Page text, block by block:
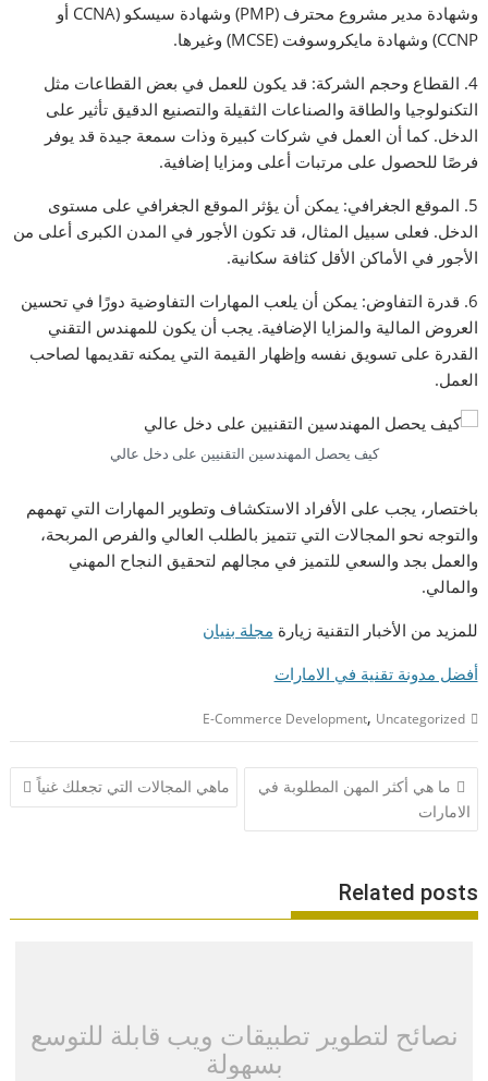
وشهادة مدير مشروع محترف (PMP) وشهادة سيسكو (CCNA أو
CCNP) وشهادة مايكروسوفت (MCSE) وغيرها.
4. القطاع وحجم الشركة: قد يكون للعمل في بعض القطاعات مثل
التكنولوجيا والطاقة والصناعات الثقيلة والتصنيع الدقيق تأثير على
الدخل. كما أن العمل في شركات كبيرة وذات سمعة جيدة قد يوفر
فرصًا للحصول على مرتبات أعلى ومزايا إضافية.
5. الموقع الجغرافي: يمكن أن يؤثر الموقع الجغرافي على مستوى
الدخل. فعلى سبيل المثال، قد تكون الأجور في المدن الكبرى أعلى من
الأجور في الأماكن الأقل كثافة سكانية.
6. قدرة التفاوض: يمكن أن يلعب المهارات التفاوضية دورًا في تحسين
العروض المالية والمزايا الإضافية. يجب أن يكون للمهندس التقني
القدرة على تسويق نفسه وإظهار القيمة التي يمكنه تقديمها لصاحب
العمل.
كيف يحصل المهندسين التقنيين على دخل عالي
باختصار، يجب على الأفراد الاستكشاف وتطوير المهارات التي تهمهم
والتوجه نحو المجالات التي تتميز بالطلب العالي والفرص المربحة،
والعمل بجد والسعي للتميز في مجالهم لتحقيق النجاح المهني
والمالي.
للمزيد من الأخبار التقنية زيارة مجلة بنيان
أفضل مدونة تقنية في الامارات
E-Commerce Development, Uncategorized
تصفّح
المقالات
ما هي أكثر المهن المطلوبة في
الامارات
ماهي المجالات التي تجعلك غنياً
Related posts
نصائح لتطوير تطبيقات ويب قابلة للتوسع
بسهولة